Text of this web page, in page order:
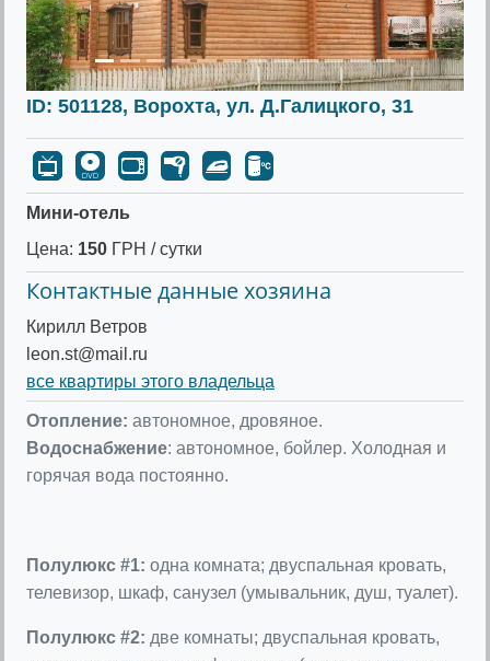
ID: 501128, Ворохта, ул. Д.Галицкого, 31
Мини-отель
Цена: 150 ГРН / сутки
Контактные данные хозяина
Кирилл Ветров
leon.st@mail.ru
все квартиры этого владельца
Отопление: автономное, дровяное.
Водоснабжение: автономное, бойлер. Холодная и
горячая вода постоянно.
Полулюкс #1: одна комната; двуспальная кровать,
телевизор, шкаф, санузел (умывальник, душ, туалет).
Полулюкс #2: две комнаты; двуспальная кровать,